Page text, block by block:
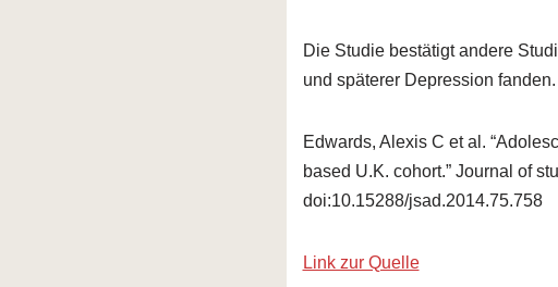
Die Studie bestätigt andere
und späterer Depression fanden.
Edwards, Alexis C et al.
based U.K. cohort.” Journal of
doi:10.15288/jsad.2014.75.758
Link zur Quelle